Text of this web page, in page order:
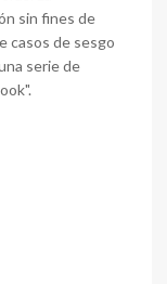
sin fines de
casos de sesgo
serie de